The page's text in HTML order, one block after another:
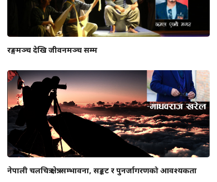
रङ्गमञ्च देखि जीवनमञ्च सम्म
नेपाली चलचित्र क्षेत्र: सम्भावना, सङ्कट र पुनर्जागरणको आवश्यकता